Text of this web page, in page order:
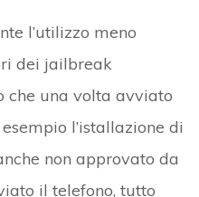
l’utilizzo meno
dei jailbreak
che una volta avviato
l’istallazione di
non approvato da
il telefono, tutto